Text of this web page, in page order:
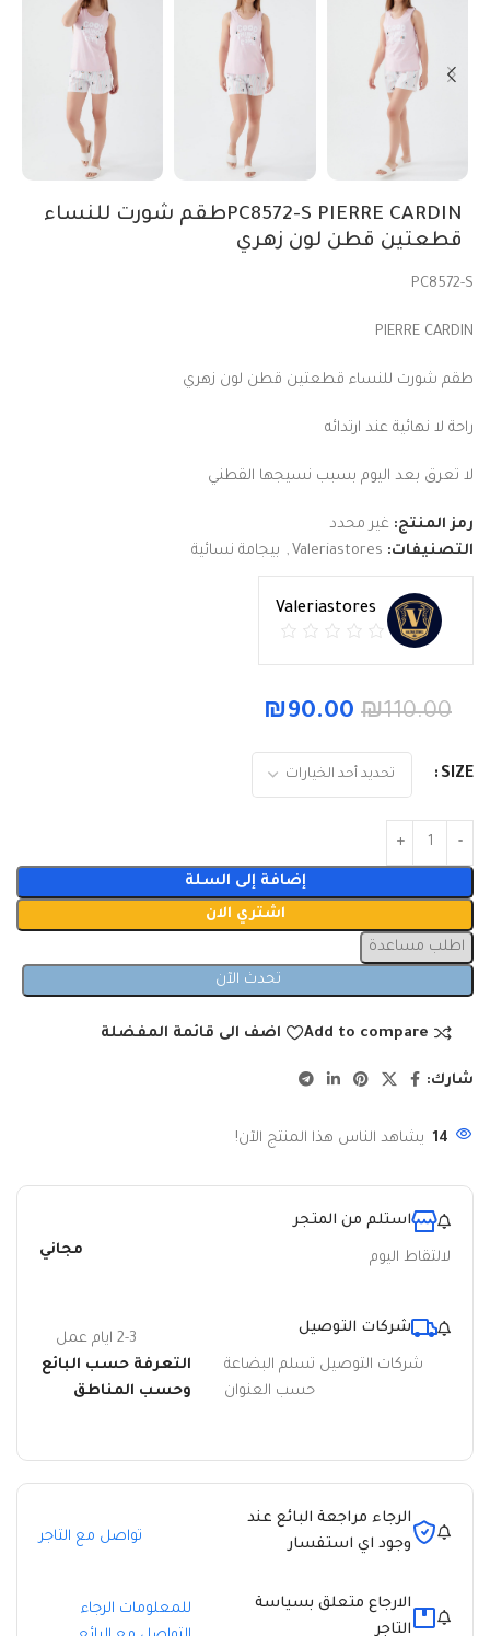
PC8572-S PIERRE CARDINطقم شورت للنساء
قطعتين قطن لون زهري
PC8572-S
PIERRE CARDIN
طقم شورت للنساء قطعتين قطن لون زهري
راحة لا نهائية عند ارتدائه
لا تعرق بعد اليوم بسبب نسيجها القطني
رمز المنتج: غير محدد
التصنيفات: Valeriastores
, بيجامة نسائية
Valeriastores
₪110.00
₪90.00
SIZE
إضافة إلى السلة
اشتري الان
اطلب مساعدة
تحدث الآن
Add to compare اضف الى قائمة المفضلة
شارك:
14 يشاهد الناس هذا المنتج الآن!
استلم من المتجر
لالتقاط اليوم مجاني
شركات التوصيل
شركات التوصيل تسلم البضاعة
حسب العنوان
2-3 ايام عمل
التعرفة حسب البائع
وحسب المناطق
الرجاء مراجعة البائع عند
وجود اي استفسار
تواصل مع التاجر
الارجاع متعلق بسياسة
التاجر
للمعلومات الرجاء